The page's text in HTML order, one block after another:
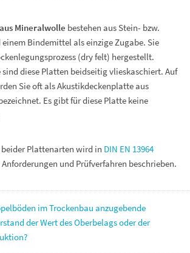
Mineralwolle bestehen aus Stein- bzw.
Bindemittel als einzige Zugabe. Sie
(dry felt) hergestellt.
diese Platten beidseitig vlieskaschiert. Auf
Sie oft als Akustikdeckenplatte aus
Es gibt für diese Platte keine
Plattenarten wird in DIN EN 13964
und Prüfverfahren beschrieben.
im Trockenbau anzugebende
der Wert des Oberbelags oder der